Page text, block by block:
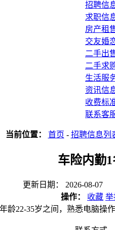
招聘信
求职信
房产租
交友婚
二手出
二手求
生活服
资讯信
收费标
联系客
当前位置： 首页 - 招聘信息列
车险内勤1
更新日期： 2026-08-07
操作：
收藏 举
22-35岁之间，熟悉电脑操